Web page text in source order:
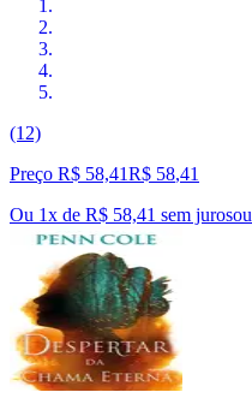
(12)
Preço R$ 58,41R$ 58,41
Ou 1x de R$ 58,41 sem jurosou